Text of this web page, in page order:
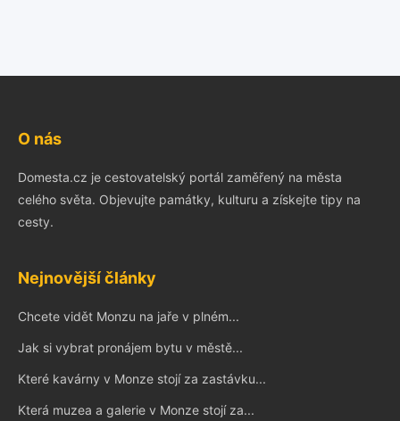
O nás
Domesta.cz je cestovatelský portál zaměřený na města
celého světa. Objevujte památky, kulturu a získejte tipy na
cesty.
Nejnovější články
Chcete vidět Monzu na jaře v plném...
Jak si vybrat pronájem bytu v městě...
Které kavárny v Monze stojí za zastávku...
Která muzea a galerie v Monze stojí za...